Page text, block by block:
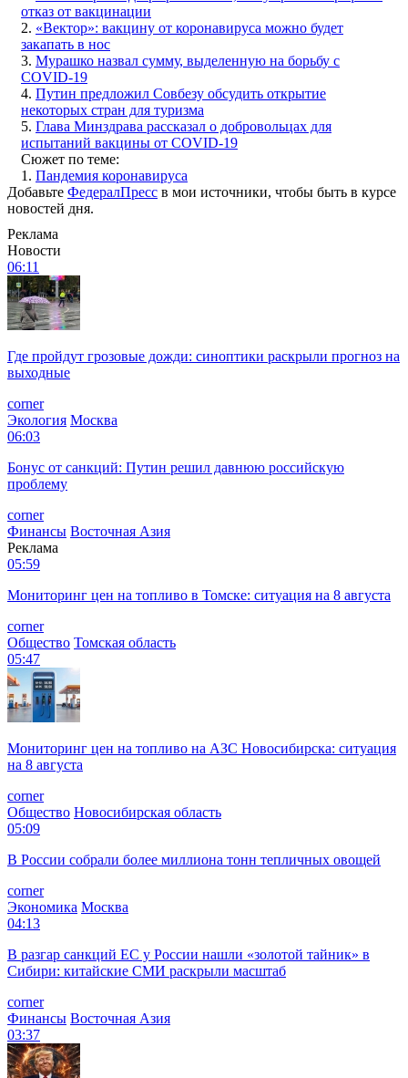
отказ от вакцинации
2. «Вектор»: вакцину от коронавируса можно будет
закапать в нос
3. Мурашко назвал сумму, выделенную на борьбу с
COVID-19
4. Путин предложил Совбезу обсудить открытие
некоторых стран для туризма
5. Глава Минздрава рассказал о добровольцах для
испытаний вакцины от COVID-19
Сюжет по теме:
1. Пандемия коронавируса
Добавьте ФедералПресс в мои источники, чтобы быть в курсе
новостей дня.
Реклама
Новости
06:11
Где пройдут грозовые дожди: синоптики раскрыли прогноз на
выходные
corner
Экология Москва
06:03
Бонус от санкций: Путин решил давнюю российскую
проблему
corner
Финансы Восточная Азия
Реклама
05:59
Мониторинг цен на топливо в Томске: ситуация на 8 августа
corner
Общество Томская область
05:47
Мониторинг цен на топливо на АЗС Новосибирска: ситуация
на 8 августа
corner
Общество Новосибирская область
05:09
В России собрали более миллиона тонн тепличных овощей
corner
Экономика Москва
04:13
В разгар санкций ЕС у России нашли «золотой тайник» в
Сибири: китайские СМИ раскрыли масштаб
corner
Финансы Восточная Азия
03:37